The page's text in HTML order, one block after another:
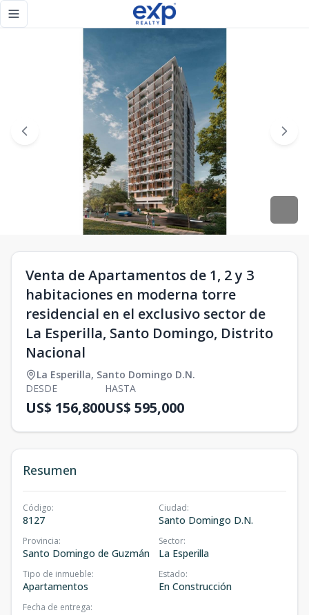
Toggle navigation menu
Venta de Apartamentos de 1, 2 y 3
habitaciones en moderna torre
residencial en el exclusivo sector de
La Esperilla, Santo Domingo, Distrito
Nacional
La Esperilla, Santo Domingo D.N.
DESDE
US$ 156,800
HASTA
US$ 595,000
Resumen
Código:
8127
Ciudad:
Santo Domingo D.N.
Provincia:
Santo Domingo de Guzmán
Sector:
La Esperilla
Tipo de inmueble:
Apartamentos
Estado:
En Construcción
Fecha de entrega:
Venta de Apartamentos de 1, 2 y 3 habitaciones en